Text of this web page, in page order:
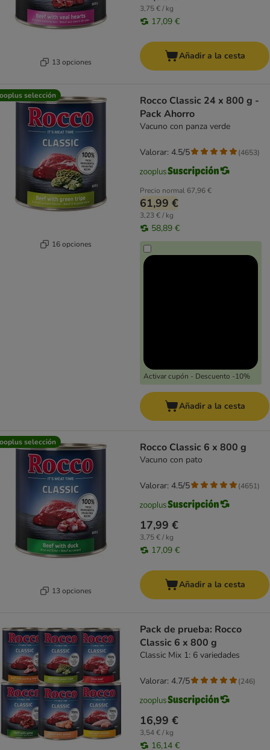
13 opciones
3,75 € / kg
17,09 €
Añadir a la cesta
selección
16 opciones
Rocco Classic 24 x 800 g -
Pack Ahorro
Vacuno con panza verde
Precio normal 67,96 €
61,99 €
3,23 € / kg
58,89 €
Activar cupón - Descuento -10%
Valorar: 4.5/5 (4653)
Añadir a la cesta
selección
13 opciones
Rocco Classic 6 x 800 g
Vacuno con pato
17,99 €
3,75 € / kg
17,09 €
Valorar: 4.5/5 (4651)
Añadir a la cesta
Pack de prueba: Rocco
Classic 6 x 800 g
Classic Mix 1: 6 variedades
16,99 €
3,54 € / kg
16,14 €
Valorar: 4.7/5 (246)